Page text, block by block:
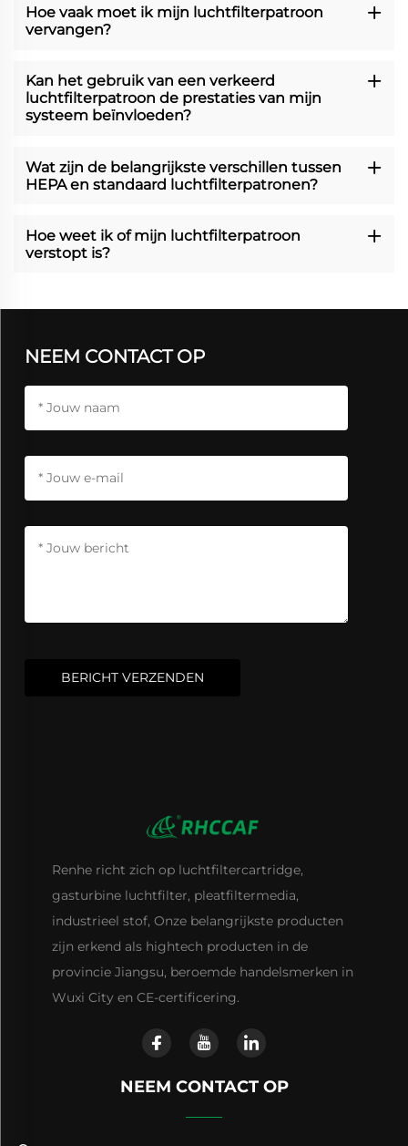
Hoe vaak moet ik mijn luchtfilterpatroon
vervangen?
Kan het gebruik van een verkeerd
luchtfilterpatroon de prestaties van mijn
systeem beïnvloeden?
Wat zijn de belangrijkste verschillen tussen
HEPA en standaard luchtfilterpatronen?
Hoe weet ik of mijn luchtfilterpatroon
verstopt is?
NEEM CONTACT OP
BERICHT VERZENDEN
Renhe richt zich op luchtfiltercartridge,
gasturbine luchtfilter, pleatfiltermedia,
industrieel stof, Onze belangrijkste producten
zijn erkend als hightech producten in de
provincie Jiangsu, beroemde handelsmerken in
Wuxi City en CE-certificering.
NEEM CONTACT OP